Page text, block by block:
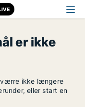
er ikke
ikke længere
eller start en